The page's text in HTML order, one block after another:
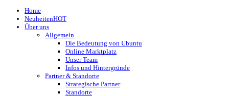
Home
NeuheitenHOT
Über uns
Allgemein
Die Bedeutung von Ubuntu
Online Marktplatz
Unser Team
Infos und Hintergründe
Partner & Standorte
Strategische Partner
Standorte